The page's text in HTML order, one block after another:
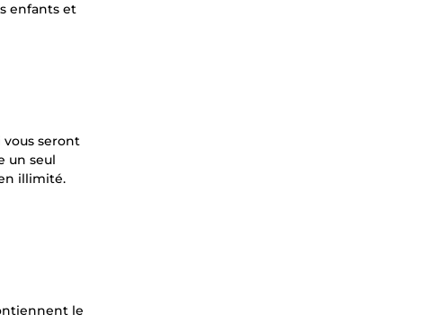
enfants et
vous seront
un seul
illimité.
le